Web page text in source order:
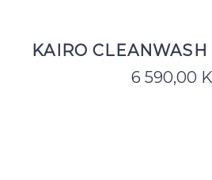
KAIRO
6 590,00